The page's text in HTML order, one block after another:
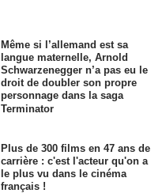
Même si l’allemand est sa
langue maternelle, Arnold
Schwarzenegger n’a pas eu le
droit de doubler son propre
personnage dans la saga
Terminator
Plus de 300 films en 47 ans de
carrière : c'est l'acteur qu'on a
le plus vu dans le cinéma
français !